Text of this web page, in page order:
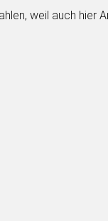
weil auch hier